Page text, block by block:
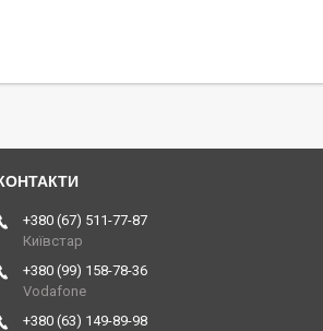
+380 (67) 511-77-87
Київстар
+380 (99) 158-78-36
Vodafone
+380 (63) 149-89-98